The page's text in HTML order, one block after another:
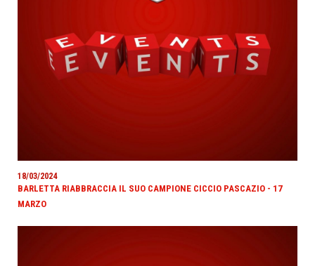
18/03/2024
BARLETTA RIABBRACCIA IL SUO CAMPIONE CICCIO PASCAZIO - 17
MARZO